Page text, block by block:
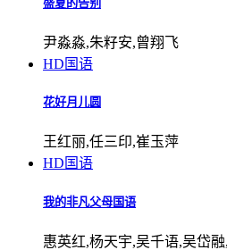
盛夏的告别
尹淼淼,朱籽安,曾翔飞
HD国语
花好月儿圆
王红丽,任三印,崔玉萍
HD国语
我的非凡父母国语
惠英红,杨天宇,吴千语,吴岱